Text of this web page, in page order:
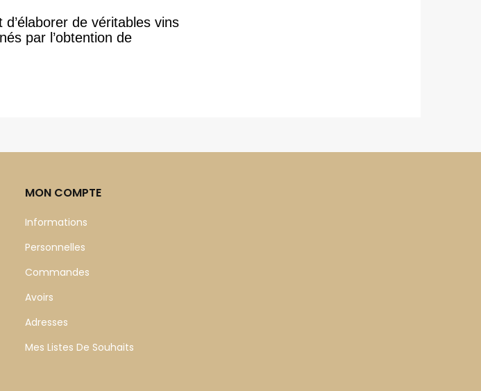
de véritables vins
par l’obtention de
MON COMPTE
Informations
Personnelles
Commandes
Avoirs
Adresses
Mes Listes De Souhaits